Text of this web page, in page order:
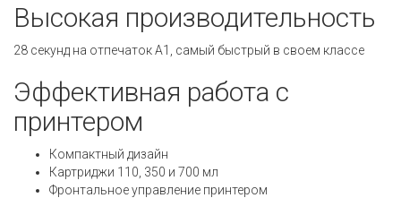
Высокая производительность
28 секунд на отпечаток A1, самый быстрый в своем классе
Эффективная работа с
принтером
Компактный дизайн
Картриджи 110, 350 и 700 мл
Фронтальное управление принтером